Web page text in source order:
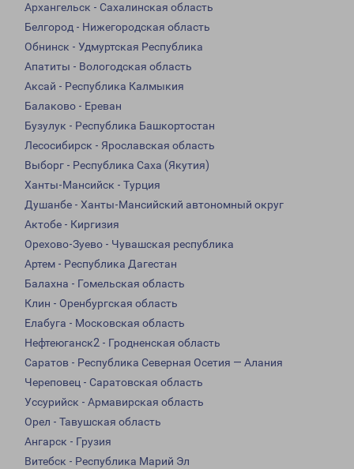
Архангельск - Сахалинская область
Белгород - Нижегородская область
Обнинск - Удмуртская Республика
Апатиты - Вологодская область
Аксай - Республика Калмыкия
Балаково - Ереван
Бузулук - Республика Башкортостан
Лесосибирск - Ярославская область
Выборг - Республика Саха (Якутия)
Ханты-Мансийск - Турция
Душанбе - Ханты-Мансийский автономный округ
Актобе - Киргизия
Орехово-Зуево - Чувашская республика
Артем - Республика Дагестан
Балахна - Гомельская область
Клин - Оренбургская область
Елабуга - Московская область
Нефтеюганск2 - Гродненская область
Саратов - Республика Северная Осетия — Алания
Череповец - Саратовская область
Уссурийск - Армавирская область
Орел - Тавушская область
Ангарск - Грузия
Витебск - Республика Марий Эл